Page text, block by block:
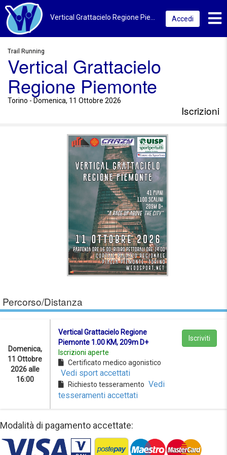
Accedi
Trail Running
Vertical Grattacielo
Regione Piemonte
Torino - Domenica, 11 Ottobre 2026
Iscrizioni
Percorso/Distanza
Domenica,
11 Ottobre
2026 alle
16:00
Vertical Grattacielo Regione
Piemonte 1.00 KM, 209m D+
Iscrizioni aperte
Certificato medico agonistico
Vedi sport accettati
Richiesto tesseramento Vedi
tesseramenti accettati
Iscriviti
Modalità di pagamento accettate: